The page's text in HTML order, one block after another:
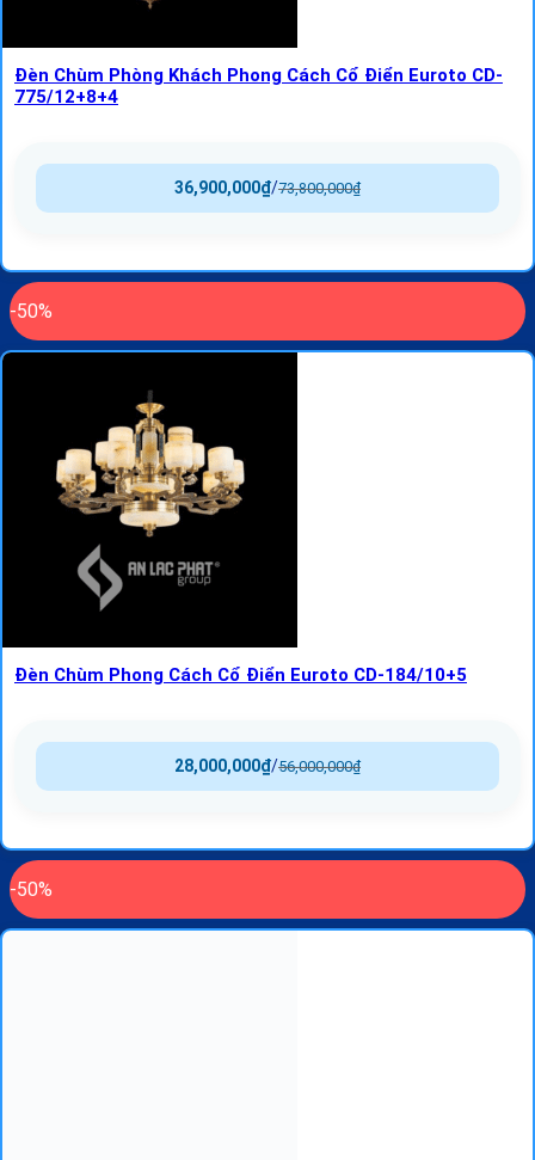
Đèn Chùm Phòng Khách Phong Cách Cổ Điển Euroto CD-
775/12+8+4
73,800,000₫
/
36,900,000₫
-50%
Đèn Chùm Phong Cách Cổ Điển Euroto CD-184/10+5
56,000,000₫
/
28,000,000₫
-50%